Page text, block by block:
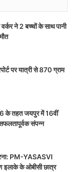
ने 2 बच्चों के साथ पानी
पर यात्री से 870 ग्राम
के तहत जयपुर में 16वीं
संपन्न
PM-YASASVI
इलाके के ओबीसी छात्र